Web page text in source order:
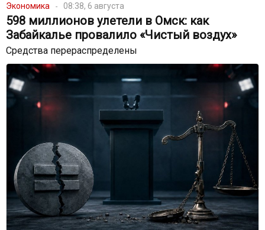
Экономика 08:38, 6 августа
598 миллионов улетели в Омск: как
Забайкалье провалило «Чистый воздух»
Средства перераспределены